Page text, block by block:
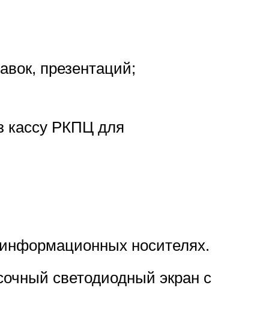
презентаций;
кассу РКПЦ для
носителях.
светодиодный экран с